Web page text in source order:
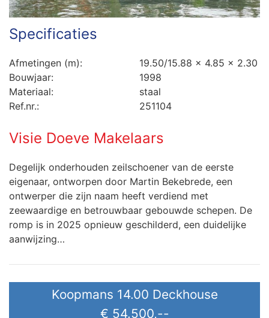
Specificaties
Afmetingen (m):
19.50/15.88 x 4.85 x 2.30
Bouwjaar:
1998
Materiaal:
staal
Ref.nr.:
251104
Visie Doeve Makelaars
Degelijk onderhouden zeilschoener van de eerste
eigenaar, ontworpen door Martin Bekebrede, een
ontwerper die zijn naam heeft verdiend met
zeewaardige en betrouwbaar gebouwde schepen. De
romp is in 2025 opnieuw geschilderd, een duidelijke
aanwijzing…
Koopmans 14.00 Deckhouse
€ 54.500,--